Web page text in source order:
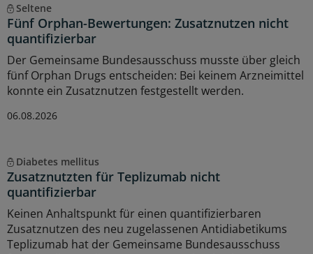
Seltene
Fünf Orphan-Bewertungen: Zusatznutzen nicht
quantifizierbar
Der Gemeinsame Bundesausschuss musste über gleich
fünf Orphan Drugs entscheiden: Bei keinem Arzneimittel
konnte ein Zusatznutzen festgestellt werden.
06.08.2026
Diabetes mellitus
Zusatznutzten für Teplizumab nicht
quantifizierbar
Keinen Anhaltspunkt für einen quantifizierbaren
Zusatznutzen des neu zugelassenen Antidiabetikums
Teplizumab hat der Gemeinsame Bundesausschuss